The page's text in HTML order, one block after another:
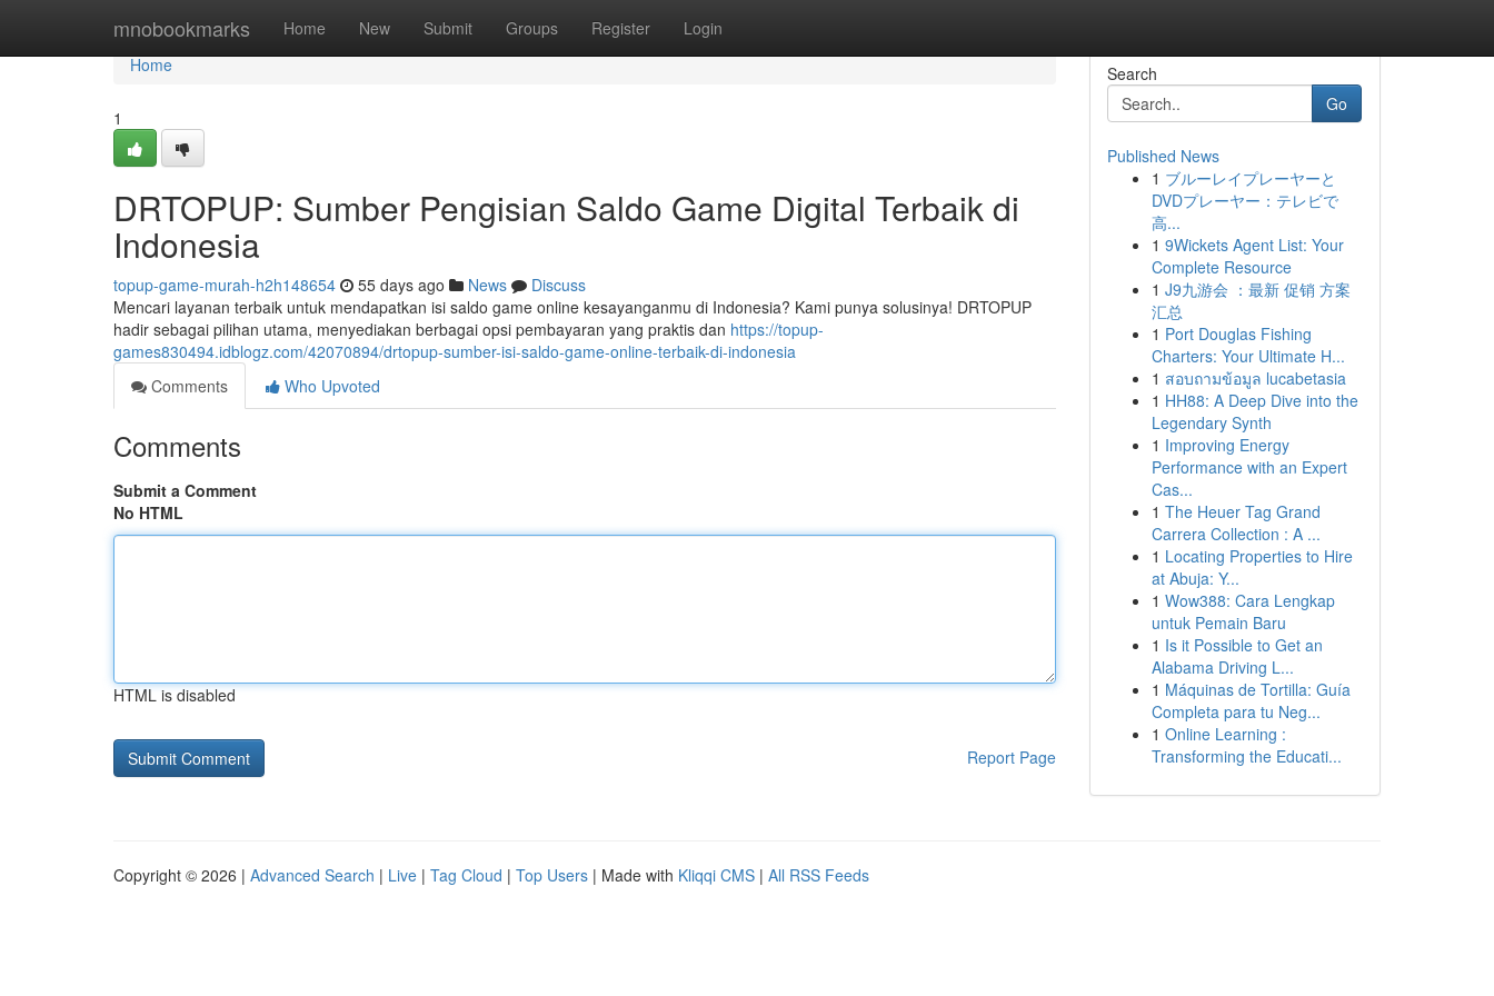
mnobookmarks Home New Submit Groups Register Login
Home
Home
1
DRTOPUP: Sumber Pengisian Saldo Game Digital Terbaik di
Indonesia
topup-game-murah-h2h148654 55 days ago News
Discuss
Mencari layanan terbaik untuk mendapatkan isi saldo game online kesayanganmu di Indonesia? Kami punya solusinya! DRTOPUP
hadir sebagai pilihan utama, menyediakan berbagai opsi pembayaran yang praktis dan https://topup-
games830494.idblogz.com/42070894/drtopup-sumber-isi-saldo-game-online-terbaik-di-indonesia
Comments
Who Upvoted
Comments
Submit a Comment
No HTML
HTML is disabled
Report Page
Search
Go
Published News
1 ブルーレイプレーヤーと
DVDプレーヤー：テレビで
高...
1 9Wickets Agent List: Your
Complete Resource
1 J9九游会 ：最新 促销 方案
汇总
1 Port Douglas Fishing
Charters: Your Ultimate H...
1 สอบถามข้อมูล lucabetasia
1 HH88: A Deep Dive into the
Legendary Synth
1 Improving Energy
Performance with an Expert
Cas...
1 The Heuer Tag Grand
Carrera Collection : A ...
1 Locating Properties to Hire
at Abuja: Y...
1 Wow388: Cara Lengkap
untuk Pemain Baru
1 Is it Possible to Get an
Alabama Driving L...
1 Máquinas de Tortilla: Guía
Completa para tu Neg...
1 Online Learning :
Transforming the Educati...
Copyright © 2026 | Advanced Search | Live | Tag Cloud | Top Users | Made with Kliqqi CMS | All RSS Feeds